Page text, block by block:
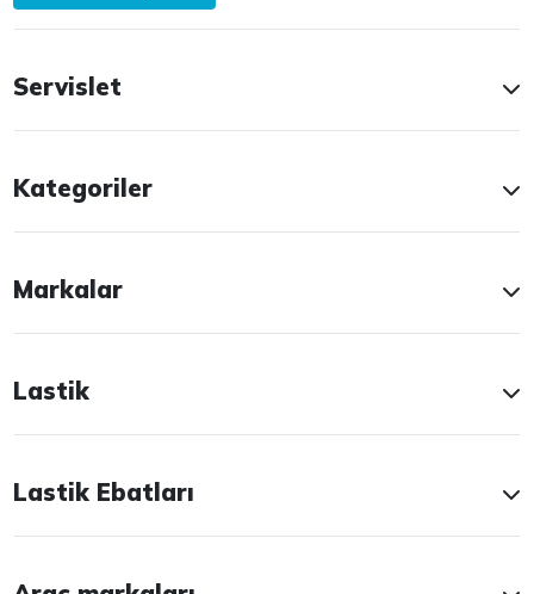
Servislet
Kategoriler
Markalar
Lastik
Lastik Ebatları